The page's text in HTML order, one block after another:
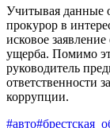
Учитывая данные
прокурор в
исковое
ущерба. Помимо
руководитель
ответственности
коррупции.
#авто